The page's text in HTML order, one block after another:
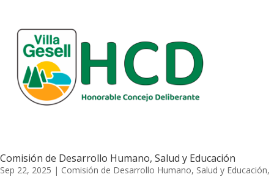
Comisión de Desarrollo Humano, Salud y Educación
Sep 22, 2025 | Comisión de Desarrollo Humano, Salud y Educación,